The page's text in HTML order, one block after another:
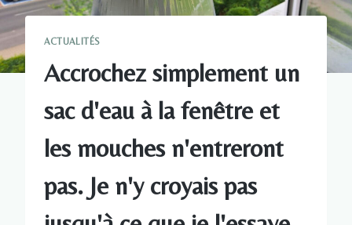
ACTUALITÉS
Accrochez simplement un
sac d'eau à la fenêtre et
les mouches n'entreront
pas. Je n'y croyais pas